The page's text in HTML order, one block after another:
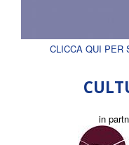
CLICCA QUI PER
in